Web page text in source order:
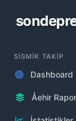
SİSMİK TAKİP
Dashboard
Åehir